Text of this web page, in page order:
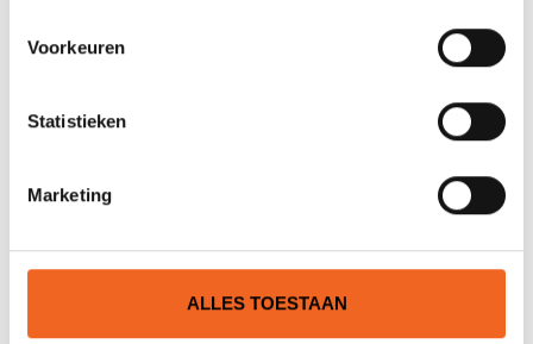
Voorkeuren
Statistieken
Marketing
ALLES TOESTAAN
Deelbaar:
Nog niet gewaardeerd